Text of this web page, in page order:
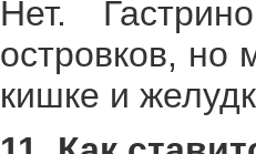
Нет.
островков, но
кишке и